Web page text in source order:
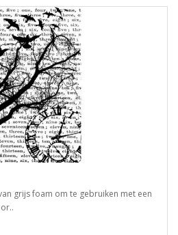
grijs foam om te gebruiken met een